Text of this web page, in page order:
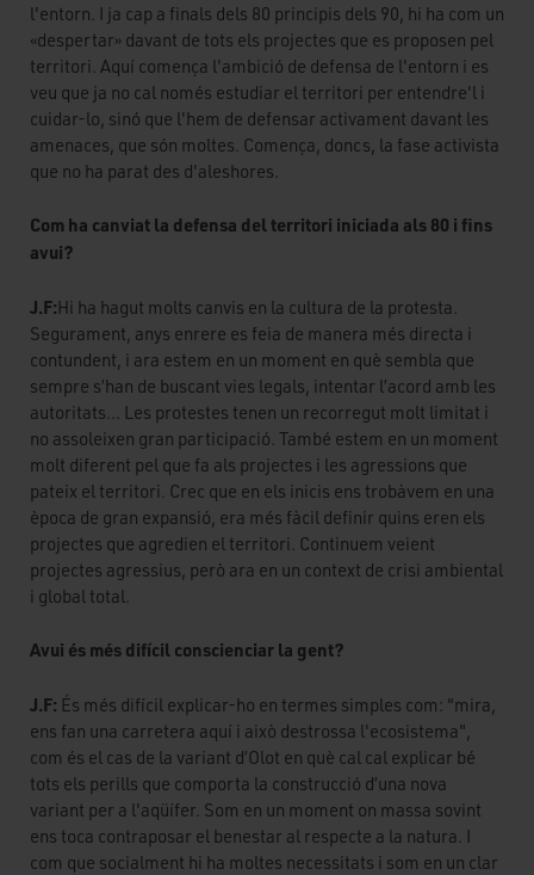
l'entorn. I ja cap a finals dels 80 principis dels 90, hi ha com un
«despertar» davant de tots els projectes que es proposen pel
territori. Aquí comença l'ambició de defensa de l'entorn i es
veu que ja no cal només estudiar el territori per entendre'l i
cuidar-lo, sinó que l'hem de defensar activament davant les
amenaces, que són moltes. Comença, doncs, la fase activista
que no ha parat des d'aleshores.
Com ha canviat la defensa del territori iniciada als 80 i fins
avui?
J.F:Hi ha hagut molts canvis en la cultura de la protesta.
Segurament, anys enrere es feia de manera més directa i
contundent, i ara estem en un moment en què sembla que
sempre s’han de buscant vies legals, intentar l’acord amb les
autoritats... Les protestes tenen un recorregut molt limitat i
no assoleixen gran participació. També estem en un moment
molt diferent pel que fa als projectes i les agressions que
pateix el territori. Crec que en els inicis ens trobàvem en una
època de gran expansió, era més fàcil definir quins eren els
projectes que agredien el territori. Continuem veient
projectes agressius, però ara en un context de crisi ambiental
i global total.
Avui és més difícil conscienciar la gent?
J.F: És més difícil explicar-ho en termes simples com: "mira,
ens fan una carretera aquí i això destrossa l'ecosistema",
com és el cas de la variant d’Olot en què cal cal explicar bé
tots els perills que comporta la construcció d’una nova
variant per a l'aqüífer. Som en un moment on massa sovint
ens toca contraposar el benestar al respecte a la natura. I
com que socialment hi ha moltes necessitats i som en un clar